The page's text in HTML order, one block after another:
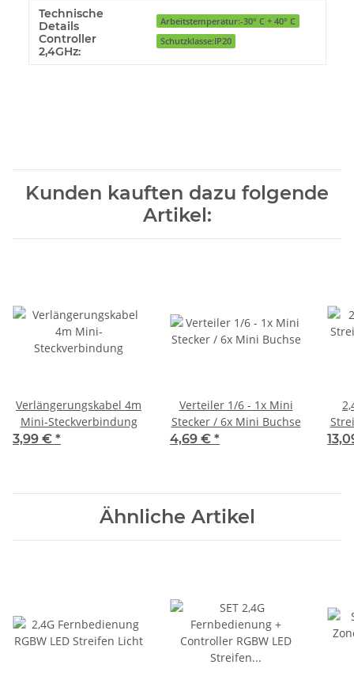
Technische
Details
Controller
2,4GHz:
Arbeitstemperatur:-30° C + 40° C
Schutzklasse:IP20
Kunden kauften dazu folgende
Artikel:
Verlängerungskabel 4m
Mini-Steckverbindung
3,99 € *
Verteiler 1/6 - 1x Mini
Stecker / 6x Mini Buchse
4,69 € *
Ähnliche Artikel